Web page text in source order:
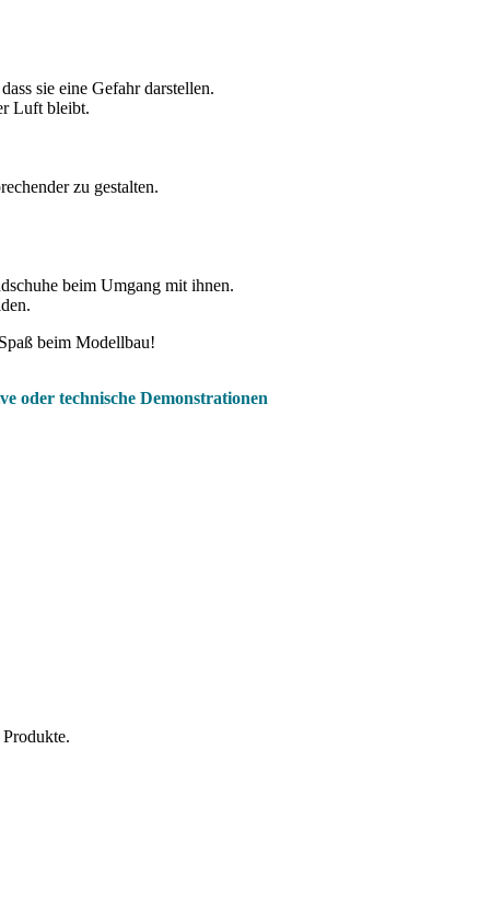
sie eine Gefahr darstellen.
Luft bleibt.
zu gestalten.
beim Umgang mit ihnen.
beim Modellbau!
oder technische Demonstrationen